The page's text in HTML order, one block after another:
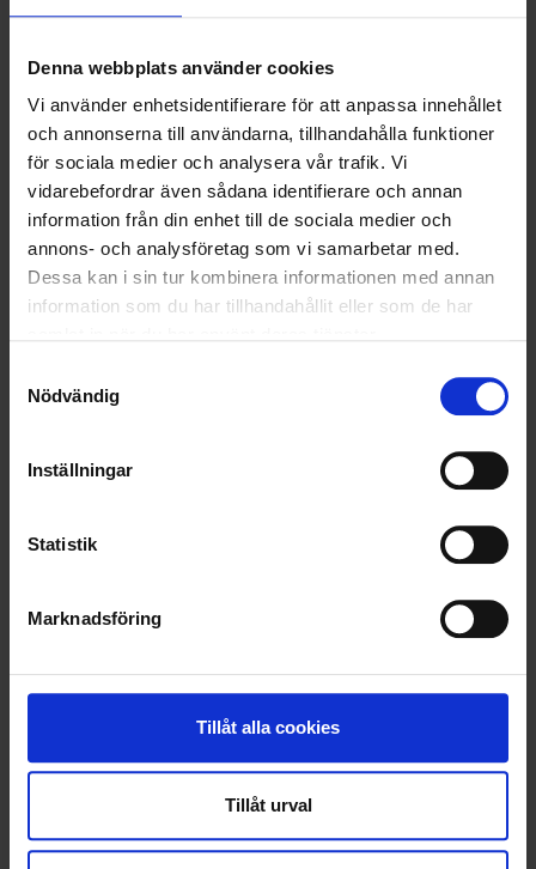
Denna webbplats använder cookies
Vi använder enhetsidentifierare för att anpassa innehållet
och annonserna till användarna, tillhandahålla funktioner
för sociala medier och analysera vår trafik. Vi
vidarebefordrar även sådana identifierare och annan
information från din enhet till de sociala medier och
annons- och analysföretag som vi samarbetar med.
Dessa kan i sin tur kombinera informationen med annan
information som du har tillhandahållit eller som de har
Nödvändig
Inställningar
Statistik
Marknadsföring
Tillåt alla cookies
Tillåt urval
Air Liquide och Ohlssons i nytt samarbete
LÄS MER
5
Nyheter
LANDSKRONA
OHLSSONS REGION VÄST
SAMARBETEN